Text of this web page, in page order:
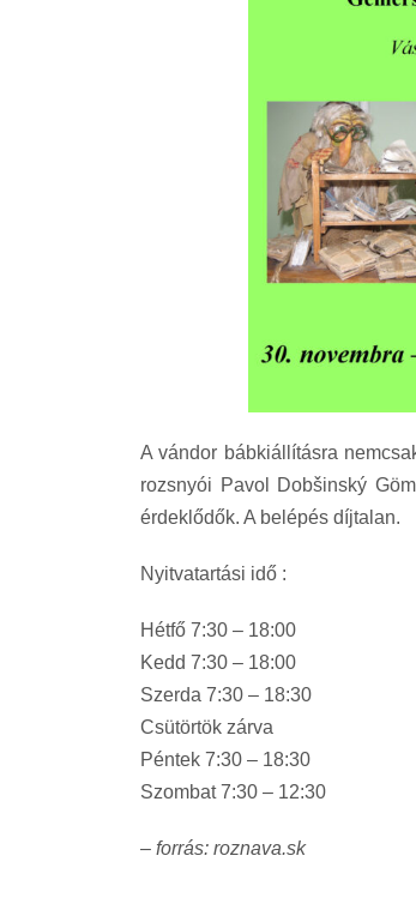
A vándor bábkiállításra
rozsnyói Pavol Dobšinský
érdeklődők. A belépés díjtalan.
Nyitvatartási idő :
Hétfő 7:30 – 18:00
Kedd 7:30 – 18:00
Szerda 7:30 – 18:30
Csütörtök zárva
Péntek 7:30 – 18:30
Szombat 7:30 – 12:30
– forrás: roznava.sk